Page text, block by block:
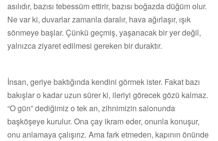
asılıdır, bazısı tebessüm ettirir, bazısı boğazda düğüm olur.
Ne var ki, duvarlar zamanla daralır, hava ağırlaşır, ışık
sönmeye başlar. Çünkü geçmiş, yaşanacak bir yer değil,
yalnızca ziyaret edilmesi gereken bir duraktır.
İnsan, geriye baktığında kendini görmek ister. Fakat bazı
bakışlar o kadar uzun sürer ki, ileriyi görecek gözü kalmaz.
“O gün” dediğimiz o tek an, zihnimizin salonunda
başköşeye kurulur. Ona çay ikram eder, onunla konuşur,
onu anlamaya çalışırız. Ama fark etmeden, kapının önünde